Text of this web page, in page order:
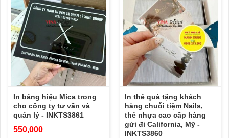
In bảng hiệu Mica trong
cho công ty tư vấn và
quản lý - INKTS3861
550,000
In thẻ quà tặng khách
hàng chuỗi tiệm Nails,
thẻ nhựa cao cấp hàng
gửi đi California, Mỹ -
INKTS3860